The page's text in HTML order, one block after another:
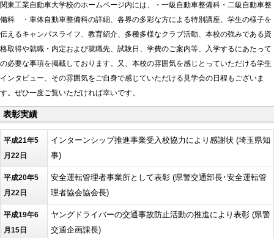
関東工業自動車大学校のホームページ内には、・一級自動車整備科・二級自動車整
備科 ・車体自動車整備科の詳細、各界の多彩な方による特別講座、学生の様子を
伝えるキャンパスライフ、教育紹介、多種多様なクラブ活動、本校の強みである資
格取得や就職・内定および就職先、試験日、学費のご案内等、入学するにあたって
の必要な事項を掲載しております。又、本校の雰囲気を感じとっていただける学生
インタビュー、その雰囲気をご自身で感じていただける見学会の日程もございま
す。ぜひ一度ご覧いただければ幸いです。
表彰実績
平成21年5
月22日
インターンシップ推進事業受入校協力により感謝状 (埼玉県知
事)
平成20年5
月22日
安全運転管理者事業所として表彰 (県警交通部長･安全運転管
理者協会協会長)
平成19年6
月15日
ヤングドライバーの交通事故防止活動の推進により表彰 (県警
交通企画課長)